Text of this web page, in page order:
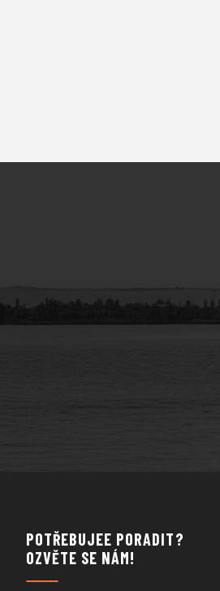
t
í
POTŘEBUJEE PORADIT?
OZVĚTE SE NÁM!